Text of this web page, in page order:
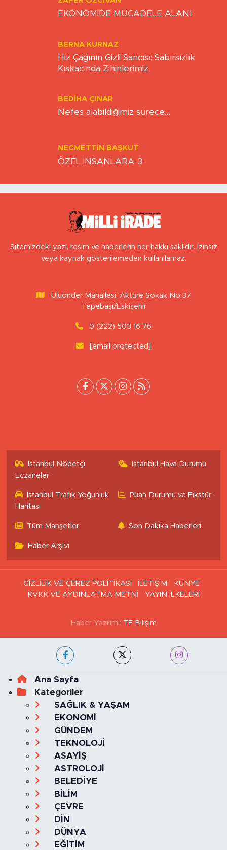
ZAFER ÖZCIVAN
EKONOMİDE MÜCADELE ALANI
BERNA KURNAZ
Hız Çağının Gizli Sancısı: Sabırsızlık
Kıskacında Zihinlerimiz
BEDIHA ÇINAR
Nefes alabildiğimiz sürece…
NECMETTIN BAŞKUT
ÖZEL İNSANLARA-3-
Sitemizdeki yazı, resim ve haberlerin her hakkı saklıdır. İzinsiz
veya kaynak gösterilemeden kullanılamaz.
Uluönder Mahallesi, Aktüre Sokak No:37
Tepebaşı/Eskişehir
0 (222) 503 16 76
[email protected]
İstanbul Nöbetçi
Eczaneler
İstanbul Hava Durumu
İstanbul Trafik Yoğunluk
Haritası
Puan Durumu ve Fikstür
Tüm Manşetler Son Dakika Haberleri
Haber Arşivi
GİZLİLİK VE ÇEREZ POLİTİKASI İLETİŞİM
KÜNYE
KVKK VE AYDINLATMA METNİ
YAYIN İLKELERİ
Haber Yazılımı: TE Bilişim
Ana Sayfa
Kategoriler
SAĞLIK & YAŞAM
EKONOMİ
GÜNDEM
TEKNOLOJİ
ASAYİŞ
ASTROLOJİ
BELEDİYE
BİLİM
ÇEVRE
DİN
DÜNYA